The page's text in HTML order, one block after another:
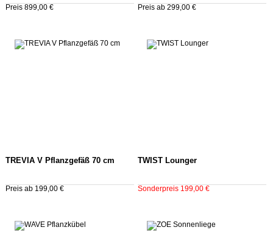
Preis 899,00 € Preis ab 299,00 €
TREVIA V Pflanzgefäß 70 cm
Preis ab 199,00 €
TWIST Lounger
Sonderpreis 199,00 €